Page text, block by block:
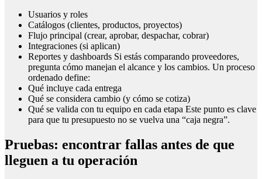
Usuarios y roles
Catálogos (clientes, productos, proyectos)
Flujo principal (crear, aprobar, despachar, cobrar)
Integraciones (si aplican)
Reportes y dashboards Si estás comparando proveedores,
pregunta cómo manejan el alcance y los cambios. Un proceso
ordenado define:
Qué incluye cada entrega
Qué se considera cambio (y cómo se cotiza)
Qué se valida con tu equipo en cada etapa Este punto es clave
para que tu presupuesto no se vuelva una “caja negra”.
Pruebas: encontrar fallas antes de que
lleguen a tu operación